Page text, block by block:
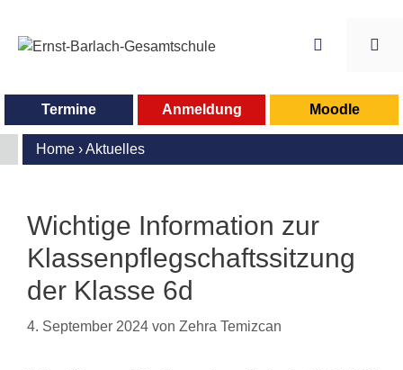
springen
Home ›Aktuelles
Termine Anmeldung Moodle
Wichtige Information zur
Klassenpflegschaftssitzung
der Klasse 6d
4. September 2024 von Zehra Temizcan